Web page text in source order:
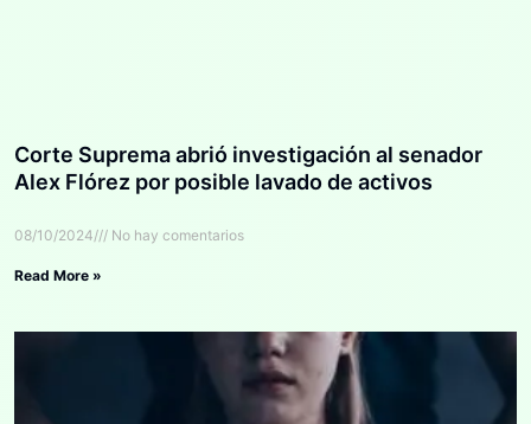
Corte Suprema abrió investigación al senador
Alex Flórez por posible lavado de activos
08/10/2024 No hay comentarios
Read More »